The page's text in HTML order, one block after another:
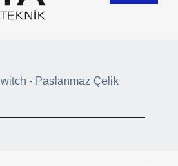
- Paslanmaz Çelik